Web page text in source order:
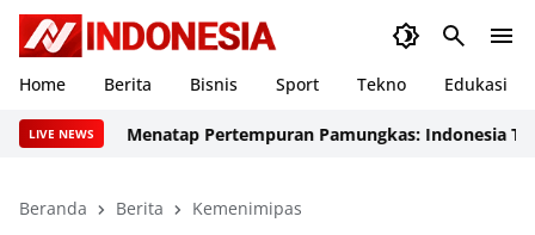
Home Berita Bisnis Sport Tekno Edukasi
LIVE NEWSMenatap Pertempuran Pamungkas: Indonesia Tancap
Beranda Berita Kemenimipas